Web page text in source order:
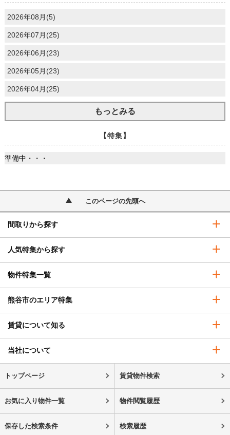
2026年08月(5)
2026年07月(25)
2026年06月(23)
2026年05月(23)
2026年04月(25)
もっとみる
【特集】
準備中・・・
このページの先頭へ
間取りから探す
人気特集から探す
物件特集一覧
熊谷市のエリア特集
賃貸について知る
当社について
トップページ 賃貸物件検索
お気に入り物件一覧 物件閲覧履歴
保存した検索条件 検索履歴